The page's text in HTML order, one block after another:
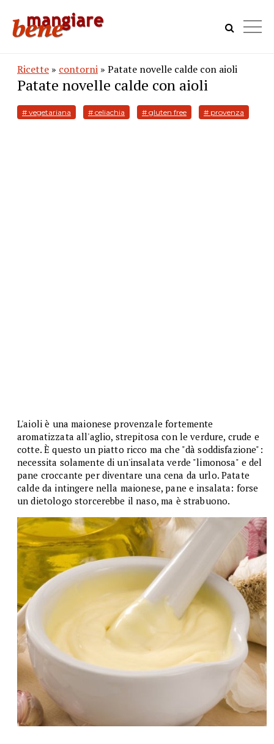
Ricette » contorni » Patate novelle calde con aioli
Patate novelle calde con aioli
# vegetariana # celiachia # gluten free # provenza
L'aioli è una maionese provenzale fortemente
aromatizzata all'aglio, strepitosa con le verdure, crude e
cotte. È questo un piatto ricco ma che "dà soddisfazione":
necessita solamente di un'insalata verde "limonosa" e del
pane croccante per diventare una cena da urlo. Patate
calde da intingere nella maionese, pane e insalata: forse
un dietologo storcerebbe il naso, ma è strabuono.